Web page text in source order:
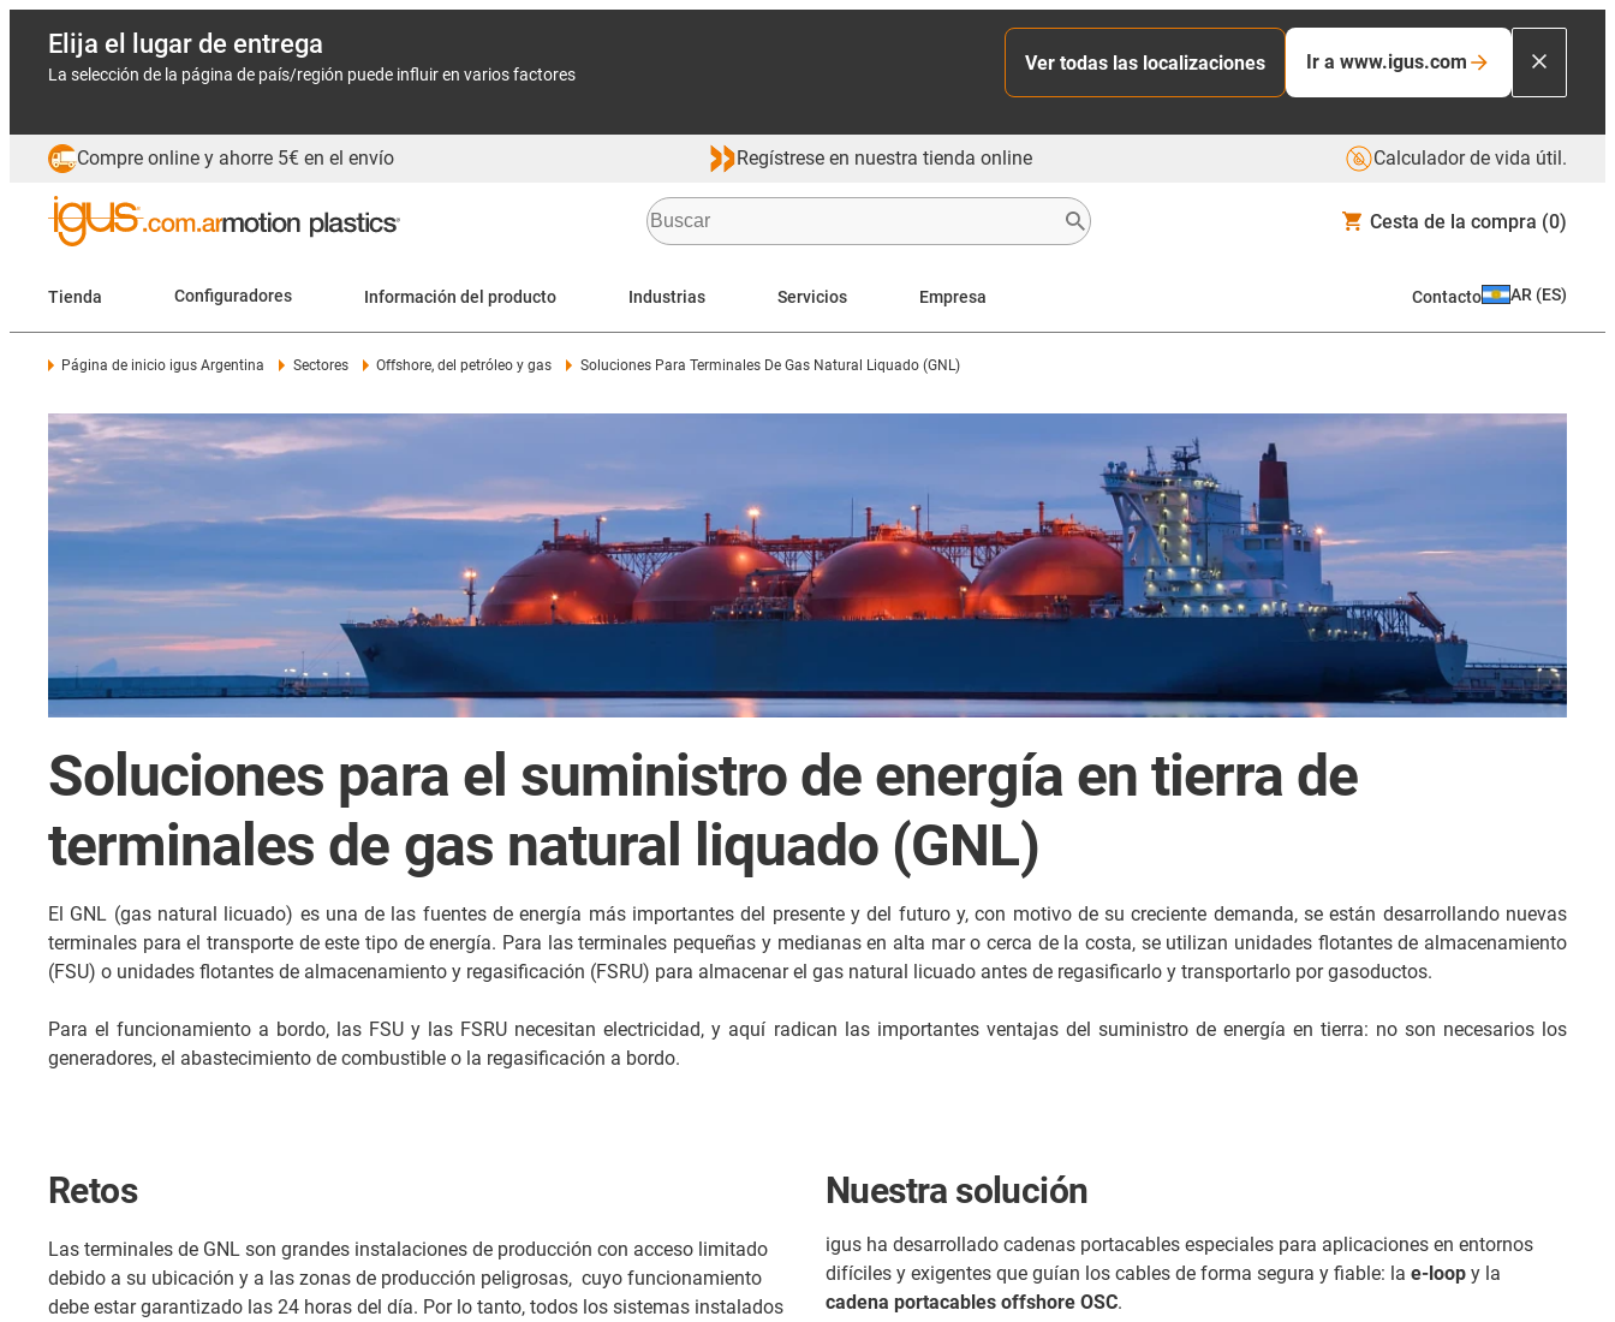
Elija el lugar de entrega
La selección de la página de país/región puede influir en varios factores
Ver todas las localizaciones Ir a www.igus.com
Compre online y ahorre 5€ en el envío Regístrese en nuestra tienda online Calculador de vida útil.
Cesta de la compra (0)
Tienda Configuradores Información del producto Industrias Servicios Empresa Contacto AR (ES)
Página de inicio igus Argentina Sectores Offshore, del petróleo y gas Soluciones Para Terminales De Gas Natural Liquado (GNL)
Soluciones para el suministro de energía en tierra de
terminales de gas natural liquado (GNL)
El GNL (gas natural licuado) es una de las fuentes de energía más importantes del presente y del futuro y, con motivo de su creciente demanda, se están desarrollando nuevas
terminales para el transporte de este tipo de energía. Para las terminales pequeñas y medianas en alta mar o cerca de la costa, se utilizan unidades flotantes de almacenamiento
(FSU) o unidades flotantes de almacenamiento y regasificación (FSRU) para almacenar el gas natural licuado antes de regasificarlo y transportarlo por gasoductos.
Para el funcionamiento a bordo, las FSU y las FSRU necesitan electricidad, y aquí radican las importantes ventajas del suministro de energía en tierra: no son necesarios los
generadores, el abastecimiento de combustible o la regasificación a bordo.
Retos
Las terminales de GNL son grandes instalaciones de producción con acceso limitado
debido a su ubicación y a las zonas de producción peligrosas, cuyo funcionamiento
debe estar garantizado las 24 horas del día. Por lo tanto, todos los sistemas instalados
Nuestra solución
igus ha desarrollado cadenas portacables especiales para aplicaciones en entornos
difíciles y exigentes que guían los cables de forma segura y fiable: la e-loop y la
cadena portacables offshore OSC.